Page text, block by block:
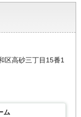
区高砂三丁目15番1
ム